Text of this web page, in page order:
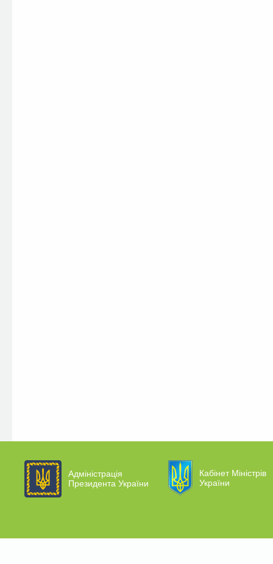
Адміністрація
Президента України
Кабінет Міністрів
України